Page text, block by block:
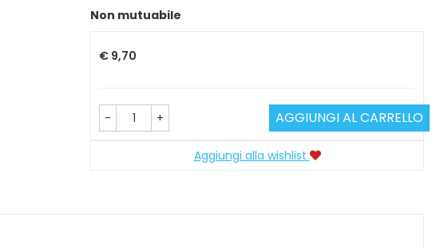
Non mutuabile
Prezzo
€ 9,70
- + AGGIUNGI AL CARRELLO
Aggiungi alla wishlist